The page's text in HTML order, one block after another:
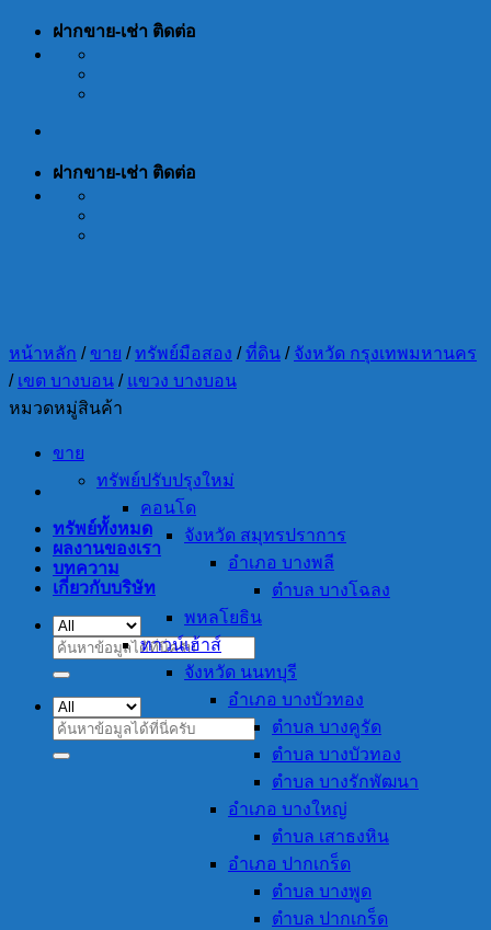
Skip
ฝากขาย-เช่า ติดต่อ
ฝากขาย-เช่า ติดต่อ
ทรัพย์ทั้งหมด
ผลงานของเรา
บทความ
เกี่ยวกับบริษัท
ค้นหา:
ค้นหา:
หน้าหลัก / ขาย / ทรัพย์มือสอง / ที่ดิน / จังหวัด กรุงเทพมหานคร
/ เขต บางบอน / แขวง บางบอน
หมวดหมู่สินค้า
ขาย
ทรัพย์ปรับปรุงใหม่
คอนโด
จังหวัด สมุทรปราการ
อำเภอ บางพลี
ตำบล บางโฉลง
พหลโยธิน
ทาวน์เฮ้าส์
จังหวัด นนทบุรี
อำเภอ บางบัวทอง
ตำบล บางคูรัด
ตำบล บางบัวทอง
ตำบล บางรักพัฒนา
อำเภอ บางใหญ่
ตำบล เสาธงหิน
อำเภอ ปากเกร็ด
ตำบล บางพูด
ตำบล ปากเกร็ด